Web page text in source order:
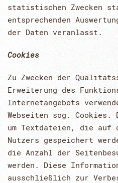
statistischen Zwecken
entsprechenden
der Daten veranlasst.
Cookies
Zu Zwecken der
Erweiterung des
Internetangebots
Webseiten sog.
um Textdateien, die auf
Nutzers gespeichert
die Anzahl der
werden. Diese
ausschließlich zur